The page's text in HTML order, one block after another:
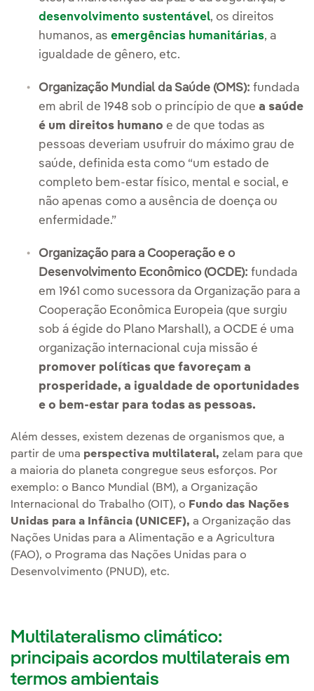
desenvolvimento sustentável, os direitos
humanos, as emergências humanitárias, a
igualdade de gênero, etc.
Organização Mundial da Saúde (OMS): fundada
em abril de 1948 sob o princípio de que a saúde
é um direitos humano e de que todas as
pessoas deveriam usufruir do máximo grau de
saúde, definida esta como “um estado de
completo bem-estar físico, mental e social, e
não apenas como a ausência de doença ou
enfermidade.”
Organização para a Cooperação e o
Desenvolvimento Econômico (OCDE): fundada
em 1961 como sucessora da Organização para a
Cooperação Econômica Europeia (que surgiu
sob á égide do Plano Marshall), a OCDE é uma
organização internacional cuja missão é
promover políticas que favoreçam a
prosperidade, a igualdade de oportunidades
e o bem-estar para todas as pessoas.
Além desses, existem dezenas de organismos que, a
partir de uma perspectiva multilateral, zelam para que
a maioria do planeta congregue seus esforços. Por
exemplo: o Banco Mundial (BM), a Organização
Internacional do Trabalho (OIT), o Fundo das Nações
Unidas para a Infância (UNICEF), a Organização das
Nações Unidas para a Alimentação e a Agricultura
(FAO), o Programa das Nações Unidas para o
Desenvolvimento (PNUD), etc.
Multilateralismo climático:
principais acordos multilaterais em
termos ambientais